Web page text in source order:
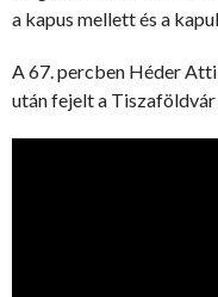
a kapus mellett és a
A 67. percben Héder
után fejelt a Tiszaföldvár